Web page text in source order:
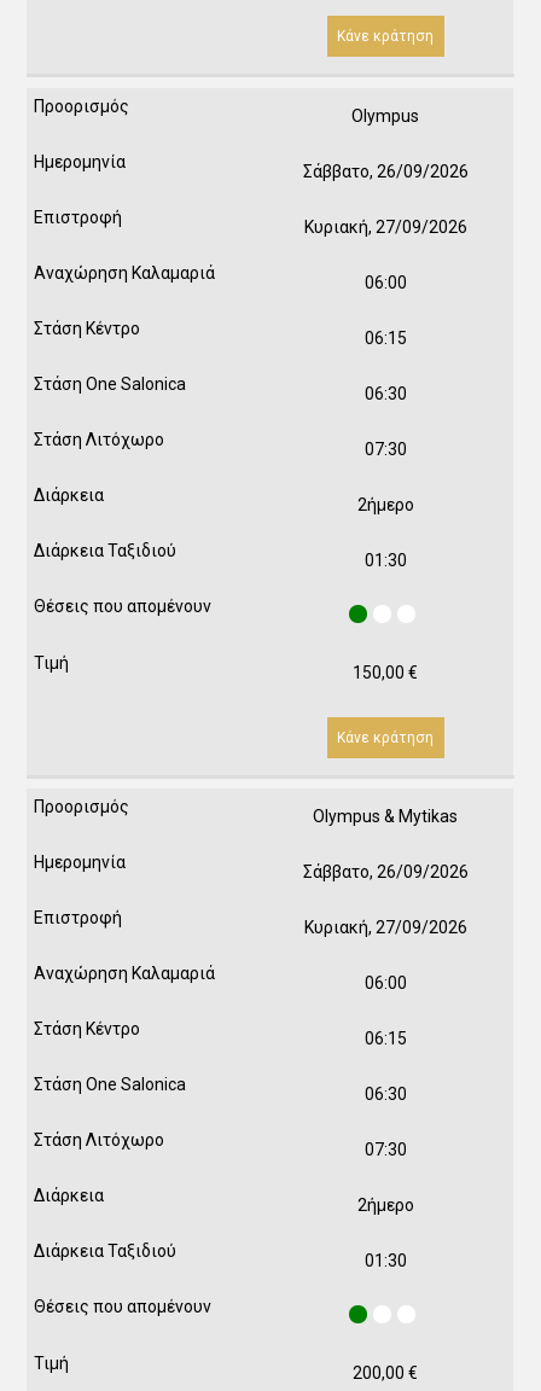
Κάνε κράτηση
Olympus
Σάββατο, 26/09/2026
Κυριακή, 27/09/2026
06:00
06:15
06:30
07:30
2ήμερο
01:30
150,00€
Κάνε κράτηση
Olympus & Mytikas
Σάββατο, 26/09/2026
Κυριακή, 27/09/2026
06:00
06:15
06:30
07:30
2ήμερο
01:30
200,00€